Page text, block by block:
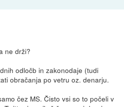
ne drži?
odločb in zakonodaje (tudi
obračanja po vetru oz. denarju.
čez MS. Čisto vsi so to počeli v